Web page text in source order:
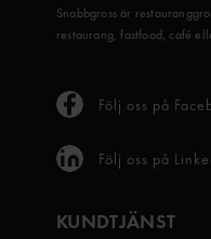
Snabbgross är
restaurang, fastfood, café
Följ oss på
Följ oss på
KUNDTJÄNST